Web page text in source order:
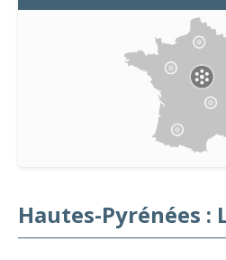
Hautes-Pyrénées :